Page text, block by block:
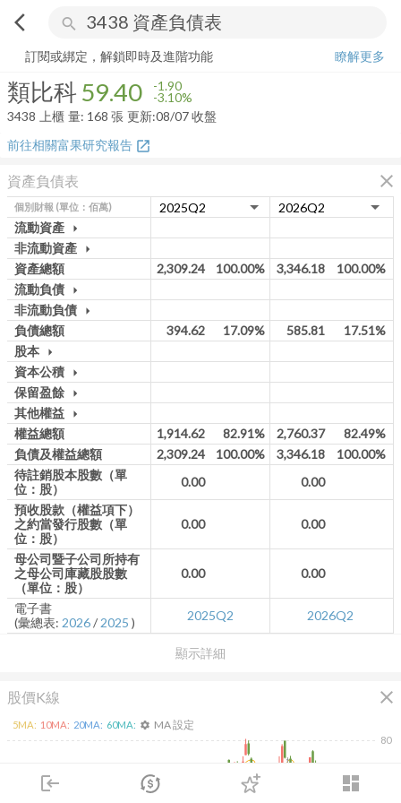
arrow_back_ios search
login dashboard
市場 登入
類比科 59.40 -3.10%
訂閱或綁定，解鎖即時及進階功能
瞭解更多
類比科 59.40 -1.90
-3.10%
3438
上櫃 量: 168 張 更新:08/07 收盤
前往相關富果研究報告 open_in_new
資產負債表 close
顯示詳細
個別財報 (單位：佰萬)
流動資產 arrow_drop_down
非流動資產 arrow_drop_down
資產總額 2,309.24 100.00% 3,346.18
100.00%
流動負債 arrow_drop_down
非流動負債 arrow_drop_down
負債總額 394.62 17.09% 585.81
17.51%
股本 arrow_drop_down
資本公積 arrow_drop_down
保留盈餘 arrow_drop_down
其他權益 arrow_drop_down
權益總額 1,914.62 82.91% 2,760.37
82.49%
負債及權益總額
2,309.24 100.00% 3,346.18
100.00%
待註銷股本股數（單
位：股）
0.00
0.00
預收股款（權益項下）
之約當發行股數（單
位：股）
0.00 0.00
母公司暨子公司所持有
之母公司庫藏股股數
（單位：股）
0.00 0.00
電子書
(彙總表: 2026/ 2025 ) 2025Q2 2026Q2
股價K線 close
80
5MA: 10MA: 20MA: 60MA: settings MA 設定